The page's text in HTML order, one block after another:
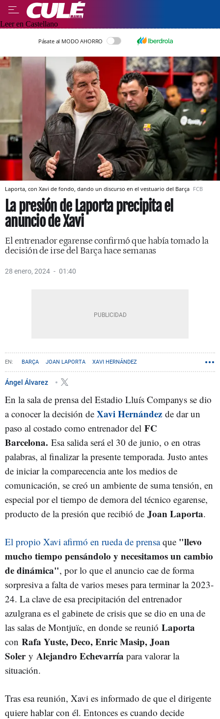
Leer en Castellano
Pásate al MODO AHORRO
Laporta, con Xavi de fondo, dando un discurso en el vestuario del Barça FCB
La presión de Laporta precipita el
anuncio de Xavi
El entrenador egarense confirmó que había tomado la
decisión de irse del Barça hace semanas
28 enero, 2024 01:40
BARÇA JOAN LAPORTA XAVI HERNÁNDEZ
Ángel Álvarez
En la sala de prensa del Estadio Lluís Companys se dio
a conocer la decisión de Xavi Hernández de dar un
paso al costado como entrenador del FC
Barcelona. Esa salida será el 30 de junio, o en otras
palabras, al finalizar la presente temporada. Justo antes
de iniciar la comparecencia ante los medios de
comunicación, se creó un ambiente de suma tensión, en
especial por el tiempo de demora del técnico egarense,
producto de la presión que recibió de Joan Laporta.
El propio Xavi afirmó en rueda de prensaque "llevo
mucho tiempo pensándolo y necesitamos un cambio
de dinámica", por lo que el anuncio cae de forma
sorpresiva a falta de varios meses para terminar la 2023-
24. La clave de esa precipitación del entrenador
azulgrana es el gabinete de crisis que se dio en una de
las salas de Montjuïc, en donde se reunió Laporta
con Rafa Yuste, Deco, Enric Masip, Joan
Solery Alejandro Echevarría para valorar la
situación.
Tras esa reunión, Xavi es informado de que el dirigente
quiere hablar con él. Entonces es cuando decide